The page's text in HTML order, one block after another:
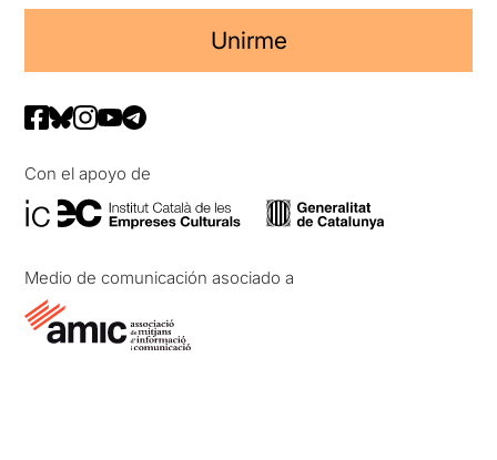
Unirme
Con el apoyo de
Medio de comunicación asociado a